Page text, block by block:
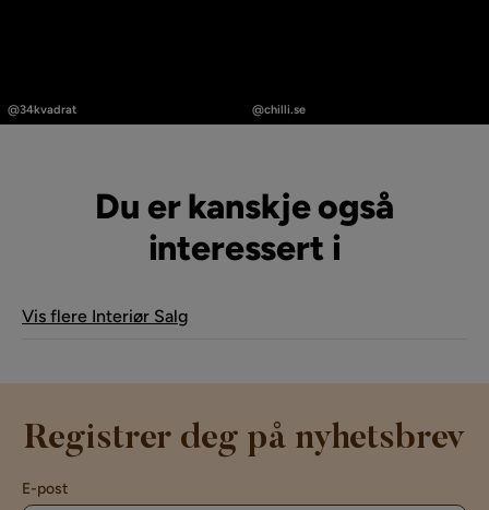
publisert
@34kvadrat
publisert
@chilli.se
Du er kanskje også
interessert i
Vis flere Interiør Salg
Registrer deg på nyhetsbrev
E-post